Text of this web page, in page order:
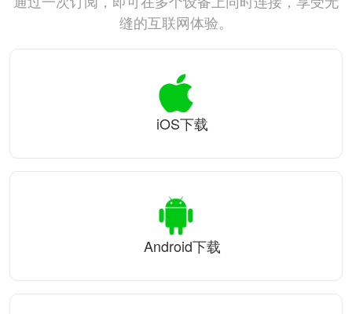
缝的互联网体验。
iOS下载
Android下载